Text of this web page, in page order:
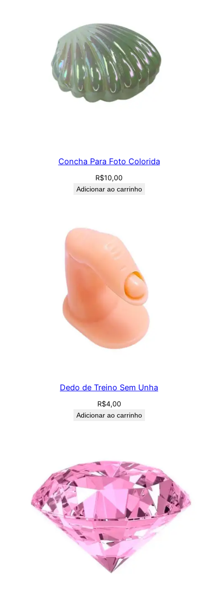
Concha Para Foto Colorida
R$10,00
Adicionar ao carrinho
Dedo de Treino Sem Unha
R$4,00
Adicionar ao carrinho